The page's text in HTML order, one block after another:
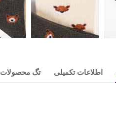
اطلاعات تکمیلی تگ محصولات